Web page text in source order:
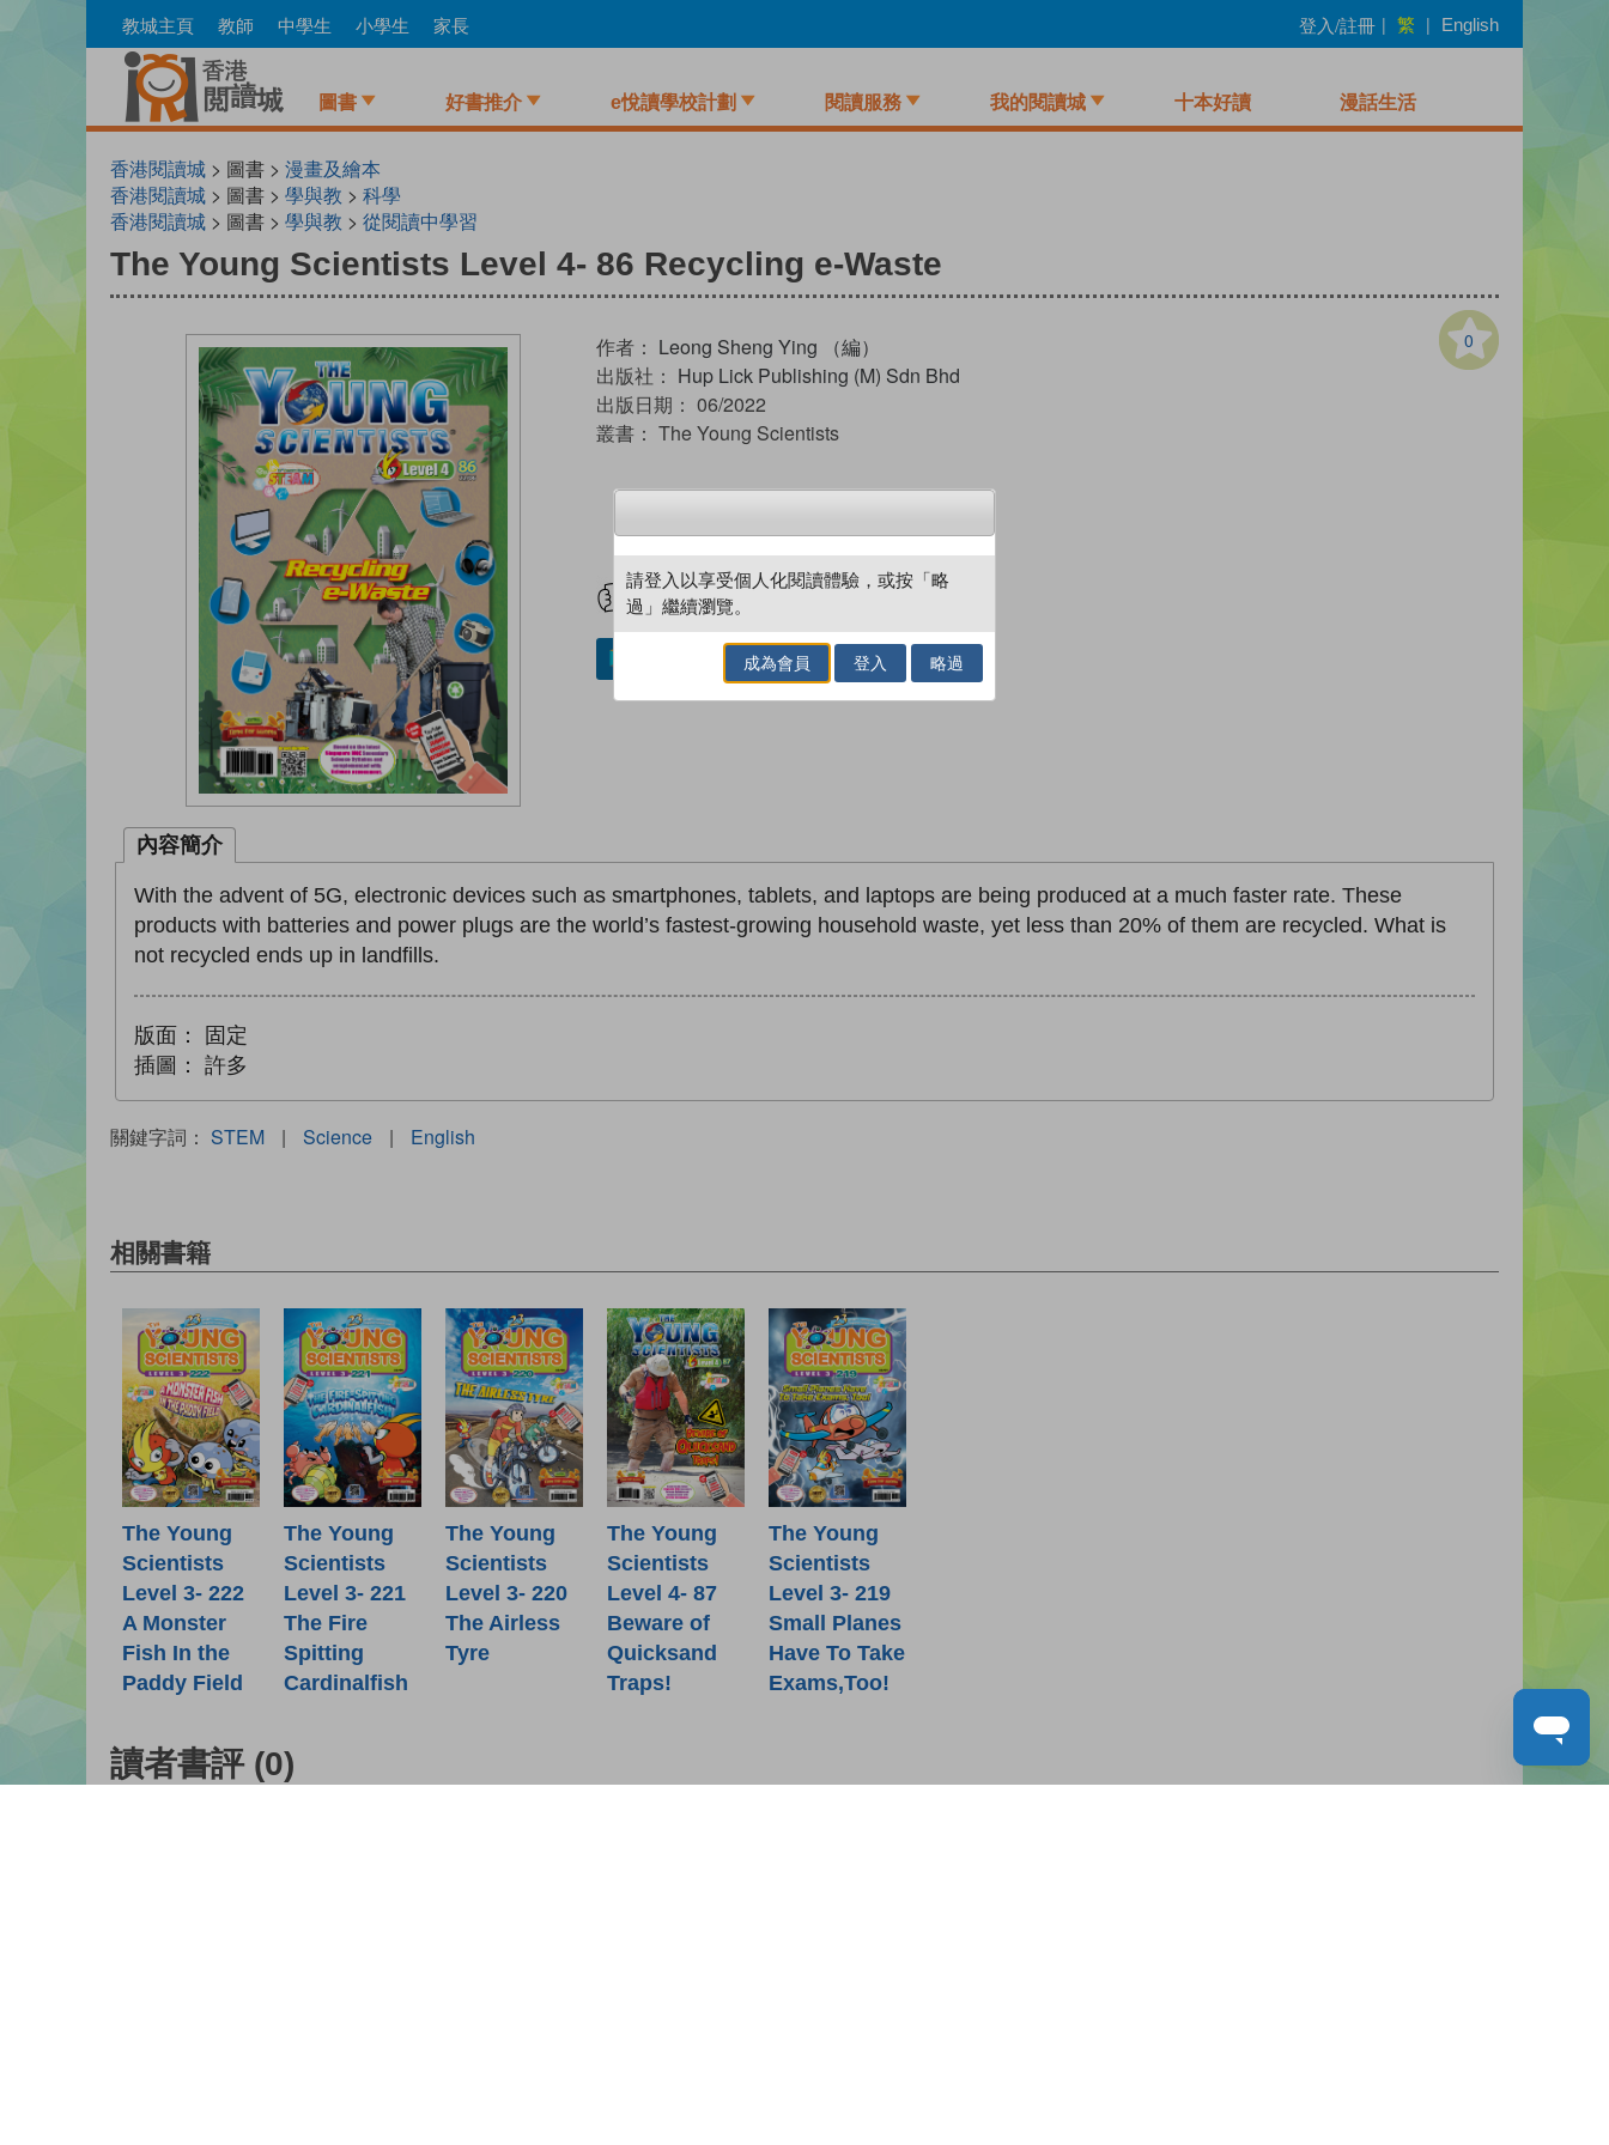
to
教城主頁 教師 中學生 小學生 家長 登入/註冊 | 繁 | English
圖書 好書推介 e悅讀學校計劃 閱讀服務 我的閱讀城 十本好讀 漫話生活
香港閱讀城 > 圖書 > 漫畫及繪本
香港閱讀城 > 圖書 > 學與教 > 科學
香港閱讀城 > 圖書 > 學與教 > 從閱讀中學習
The Young Scientists Level 4- 86 Recycling e-Waste
0
作者： Leong Sheng Ying （編）
出版社： Hup Lick Publishing (M) Sdn Bhd
出版日期： 06/2022
叢書： The Young Scientists
試閲 加入閱讀紀錄
加入／閱讀電子書
內容簡介
With the advent of 5G, electronic devices such as smartphones, tablets, and laptops are being produced at a much faster rate. These
products with batteries and power plugs are the world’s fastest-growing household waste, yet less than 20% of them are recycled. What is
not recycled ends up in landfills.
版面：
固定
插圖：
許多
關鍵字詞： STEM | Science | English
相關書籍
The Young
Scientists
Level 3- 222
A Monster
Fish In the
Paddy Field
The Young
Scientists
Level 3- 221
The Fire
Spitting
Cardinalfish
The Young
Scientists
Level 3- 220
The Airless
Tyre
The Young
Scientists
Level 4- 87
Beware of
Quicksand
Traps!
The Young
Scientists
Level 3- 219
Small Planes
Have To Take
Exams,Too!
讀者書評 (0)
請登入以享受個人化閱讀體驗，或按「略
過」繼續瀏覽。
成為會員 登入 略過